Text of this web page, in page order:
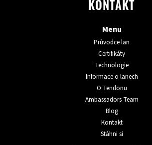
KONTAKT
Menu
Průvodce lan
Certifikáty
Technologie
Informace o lanech
O Tendonu
Ambassadors Team
Blog
Kontakt
Stáhni si